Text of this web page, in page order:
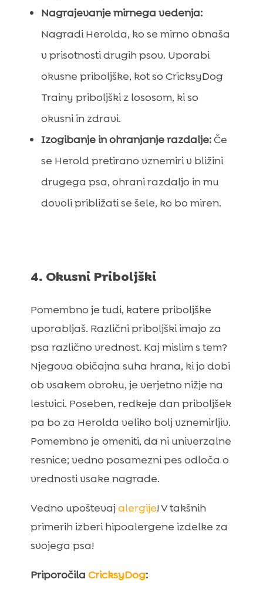
Nagrajevanje mirnega vedenja:
Nagradi Herolda, ko se mirno obnaša
v prisotnosti drugih psov. Uporabi
okusne priboljške, kot so CricksyDog
Trainy priboljški z lososom, ki so
okusni in zdravi.
Izogibanje in ohranjanje razdalje:Če
se Herold pretirano vznemiri v bližini
drugega psa, ohrani razdaljo in mu
dovoli približati se šele, ko bo miren.
4. Okusni Priboljški
Pomembno je tudi, katere priboljške
uporabljaš. Različni priboljški imajo za
psa različno vrednost. Kaj mislim s tem?
Njegova običajna suha hrana, ki jo dobi
ob vsakem obroku, je verjetno nižje na
lestvici. Poseben, redkeje dan priboljšek
pa bo za Herolda veliko bolj vznemirljiv.
Pomembno je omeniti, da ni univerzalne
resnice; vedno posamezni pes odloča o
vrednosti vsake nagrade.
Vedno upoštevajalergije! V takšnih
primerih izberi hipoalergene izdelke za
svojega psa!
Priporočila CricksyDog: